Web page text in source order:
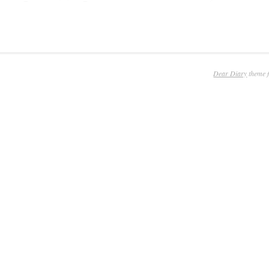
Dear Diary